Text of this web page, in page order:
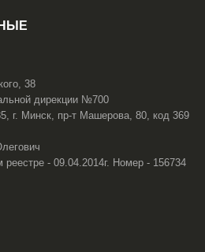
38
дирекции №700
г. Минск, пр-т Машерова, 80, код 369
реестре - 09.04.2014г. Номер - 156734